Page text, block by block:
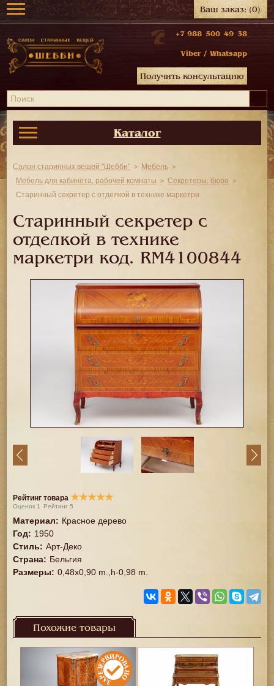
Ваш заказ:(0)
+7 988 500 49 38
Viber / Whatsapp
Получить консультацию
Каталог
Салон старинных вещей "Шебби"
Мебель
Мебель для кабинета, рабочей комнаты
Секретеры, бюро
Старинный секретер с отделкой в технике маркетри
Старинный секретер с
отделкой в технике
маркетри код. RM4100844
Рейтинг товара ★★★★★
Оценок 1 Рейтинг5
Материал: Красное дерево
Год: 1950
Стиль: Арт-Деко
Страна: Бельгия
Размеры: 0,48x0,90 m.,h-0,98 m.
Похожие товары